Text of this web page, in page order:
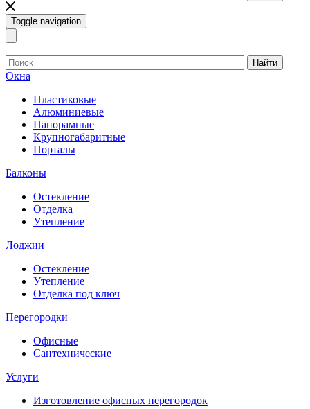
Toggle navigation
Найти
Окна
Пластиковые
Алюминиевые
Панорамные
Крупногабаритные
Порталы
Балконы
Остекление
Отделка
Утепление
Лоджии
Остекление
Утепление
Отделка под ключ
Перегородки
Офисные
Сантехнические
Услуги
Изготовление офисных перегородок